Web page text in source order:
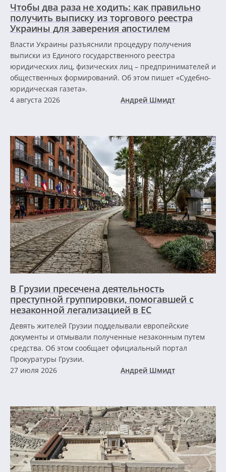
Чтобы два раза не ходить: как правильно
получить выписку из торгового реестра
Украины для заверения апостилем
Власти Украины разъяснили процедуру получения
выписки из Единого государственного реестра
юридических лиц, физических лиц – предпринимателей и
общественных формирований. Об этом пишет «Судебно-
юридическая газета».
4 августа 2026
Андрей Шмидт
В Грузии пресечена деятельность
преступной группировки, помогавшей с
незаконной легализацией в ЕС
Девять жителей Грузии подделывали европейские
документы и отмывали полученные незаконным путем
средства. Об этом сообщает официальный портал
Прокуратуры Грузии.
27 июля 2026
Андрей Шмидт